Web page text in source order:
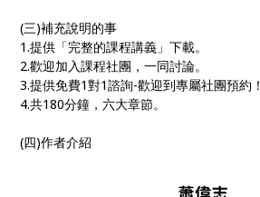
(三)補充說明的事
1.提供「完整的課程講義」下載。
2.歡迎加入課程社團，一同討論。
3.提供免費1對1諮詢-歡迎到專屬社團預約！
4.共180分鐘，六大章節。
(四)作者介紹